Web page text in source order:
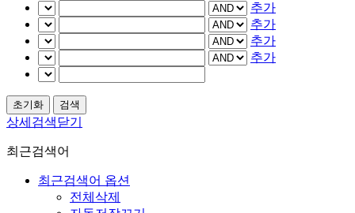
추가
추가
추가
추가
상세검색닫기
최근검색어
최근검색어 옵션
전체삭제